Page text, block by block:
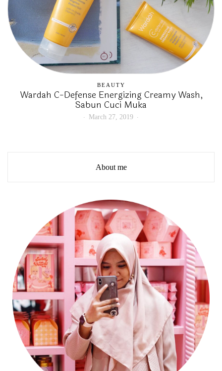
BEAUTY
Wardah C-Defense Energizing Creamy Wash,
Sabun Cuci Muka
March 27, 2019
About me